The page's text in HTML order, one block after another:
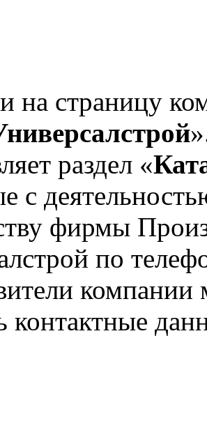
на страницу
раздел «
с
фирмы
по
контактные